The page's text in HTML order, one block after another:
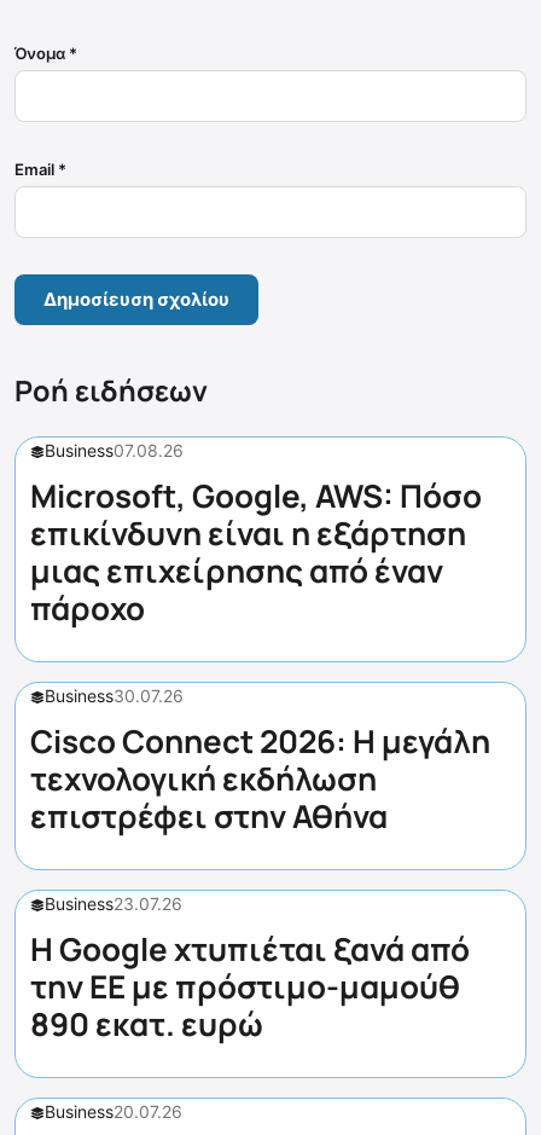
Όνομα *
Email *
Ροή ειδήσεων
Business07.08.26
Microsoft, Google, AWS: Πόσο
επικίνδυνη είναι η εξάρτηση
μιας επιχείρησης από έναν
πάροχο
Business30.07.26
Cisco Connect 2026: Η μεγάλη
τεχνολογική εκδήλωση
επιστρέφει στην Αθήνα
Business23.07.26
Η Google χτυπιέται ξανά από
την ΕΕ με πρόστιμο-μαμούθ
890 εκατ. ευρώ
Business20.07.26